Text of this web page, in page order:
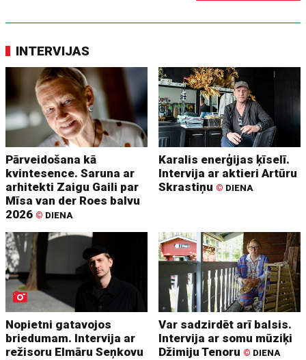
INTERVIJAS
Pārveidošana kā
kvintesence. Saruna ar
arhitekti Zaigu Gaili par
Mīsa van der Roes balvu
2026 © DIENA
Karalis enerģijas ķīselī.
Intervija ar aktieri Artūru
Skrastiņu © DIENA
Nopietni gatavojos
briedumam. Intervija ar
režisoru Elmāru Seņkovu
Var sadzirdēt arī balsis.
Intervija ar somu mūziķi
Džimiju Tenoru © DIENA